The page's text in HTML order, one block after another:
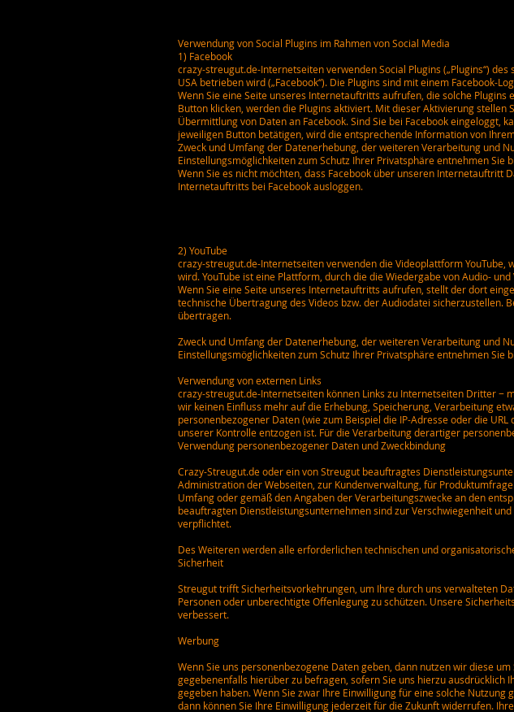
Verwendung von Social Plugins im Rahmen von Social Media
1) Facebook
crazy-streugut.de-Internetseiten verwenden Social Plugins („Plugins“)
USA betrieben wird („Facebook“). Die Plugins sind mit einem Facebook-
Wenn Sie eine Seite unseres Internetauftritts aufrufen, die solche
Button klicken, werden die Plugins aktiviert. Mit dieser Aktivierung
Übermittlung von Daten an Facebook. Sind Sie bei Facebook eingeloggt,
jeweiligen Button betätigen, wird die entsprechende Information von
Zweck und Umfang der Datenerhebung, der weiteren Verarbeitung und
Einstellungsmöglichkeiten zum Schutz Ihrer Privatsphäre entnehmen Sie
Wenn Sie es nicht möchten, dass Facebook über unseren Internetauftritt
Internetauftritts bei Facebook ausloggen.
2) YouTube
crazy-streugut.de-Internetseiten verwenden die Videoplattform YouTube,
wird. YouTube ist eine Plattform, durch die die Wiedergabe von Audio-
Wenn Sie eine Seite unseres Internetauftritts aufrufen, stellt der dort
technische Übertragung des Videos bzw. der Audiodatei sicherzustellen.
übertragen.
Zweck und Umfang der Datenerhebung, der weiteren Verarbeitung und
Einstellungsmöglichkeiten zum Schutz Ihrer Privatsphäre entnehmen Sie
Verwendung von externen Links
crazy-streugut.de-Internetseiten können Links zu Internetseiten Dritter −
wir keinen Einfluss mehr auf die Erhebung, Speicherung, Verarbeitung
personenbezogener Daten (wie zum Beispiel die IP-Adresse oder die
unserer Kontrolle entzogen ist. Für die Verarbeitung derartiger
Verwendung personenbezogener Daten und Zweckbindung
Crazy-Streugut.de oder ein von Streugut beauftragtes
Administration der Webseiten, zur Kundenverwaltung, für
Umfang oder gemäß den Angaben der Verarbeitungszwecke an den
beauftragten Dienstleistungsunternehmen sind zur Verschwiegenheit
verpflichtet.
Des Weiteren werden alle erforderlichen technischen und
Sicherheit
Streugut trifft Sicherheitsvorkehrungen, um Ihre durch uns verwalteten
Personen oder unberechtigte Offenlegung zu schützen. Unsere
verbessert.
Werbung
Wenn Sie uns personenbezogene Daten geben, dann nutzen wir diese
gegebenenfalls hierüber zu befragen, sofern Sie uns hierzu
gegeben haben. Wenn Sie zwar Ihre Einwilligung für eine solche
dann können Sie Ihre Einwilligung jederzeit für die Zukunft widerrufen.